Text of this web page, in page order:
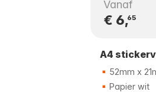
Vanaf
€ 6,65
A4
52mm x
Papier wit